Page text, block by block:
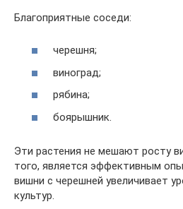
Благоприятные соседи:
черешня;
виноград;
рябина;
боярышник.
Эти растения не мешают росту
того, является эффективным
вишни с черешней увеличивает
культур.